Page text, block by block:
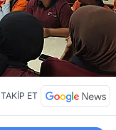
TAKİP ET